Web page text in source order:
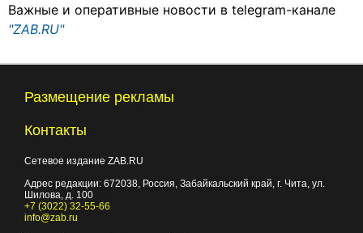
Важные и оперативные новости в telegram-канале
"ZAB.RU"
Размещение рекламы
Контакты
Сетевое издание ZAB.RU
Адрес редакции: 672038 , Россия, Забайкальский край, г. Чита ул.
Шилова, д. 100
+7 (3022) 32-55-66
info@zab.ru